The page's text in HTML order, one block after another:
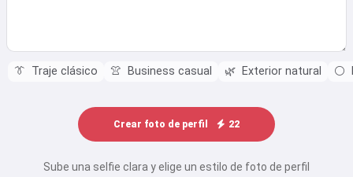
👔 Traje clásico 👚 Business casual 🌿 Exterior natural ⚪
Crear foto de perfil 22
Sube una selfie clara y elige un estilo de foto de perfil